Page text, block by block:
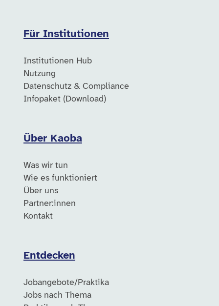
Für Institutionen
Institutionen Hub
Nutzung
Datenschutz & Compliance
Infopaket (Download)
Über Kaoba
Was wir tun
Wie es funktioniert
Über uns
Partner:innen
Kontakt
Entdecken
Jobangebote/Praktika
Jobs nach Thema